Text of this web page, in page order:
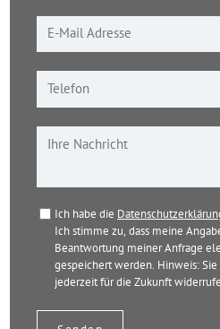
Ich habe die
Ich stimme zu, dass meine
Beantwortung meiner Anfrage
gespeichert werden. Hinweis:
jederzeit für die Zukunft